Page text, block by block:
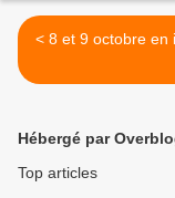
< 8 et 9 octobre
Hébergé par
Top articles